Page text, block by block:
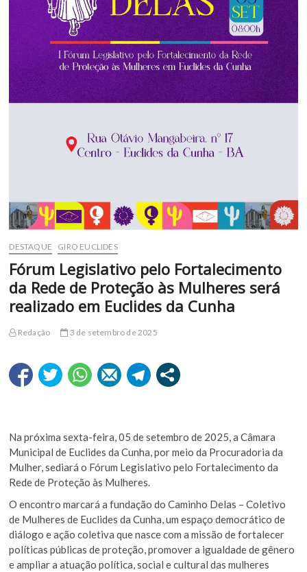
DESTAQUE GIRO EUCLIDES
Fórum Legislativo pelo Fortalecimento
da Rede de Proteção às Mulheres será
realizado em Euclides da Cunha
Redação 3 de setembro de 2025
Na próxima sexta-feira, 05 de setembro de 2025, a Câmara
Municipal de Euclides da Cunha, por meio da Procuradoria da
Mulher, sediará o Fórum Legislativo pelo Fortalecimento da
Rede de Proteção às Mulheres.
O encontro marcará a fundação do Caminho Delas – Coletivo
de Mulheres de Euclides da Cunha, um espaço democrático de
diálogo e ação coletiva que nasce com a missão de fortalecer
políticas públicas de proteção, promover a igualdade de gênero
e ampliar a atuação política, social e cultural das mulheres